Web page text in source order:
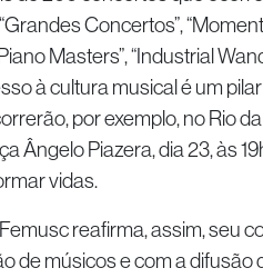
Concertos”,
Masters”, “Industrial
à cultura musical é um
por exemplo, no Rio da
Ângelo Piazera, dia 23, às
vidas.
Femusc reafirma, assim, seu
de músicos e com a difusão